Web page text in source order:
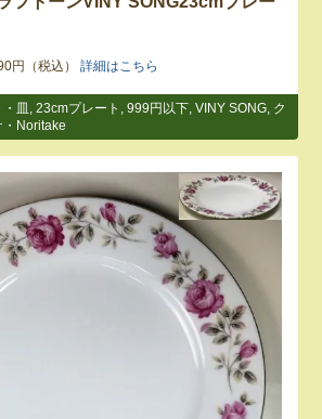
円（税込）詳細はこちら
皿 ,23cmプレート ,999円以下 ,VINY SONG ク
・Noritake